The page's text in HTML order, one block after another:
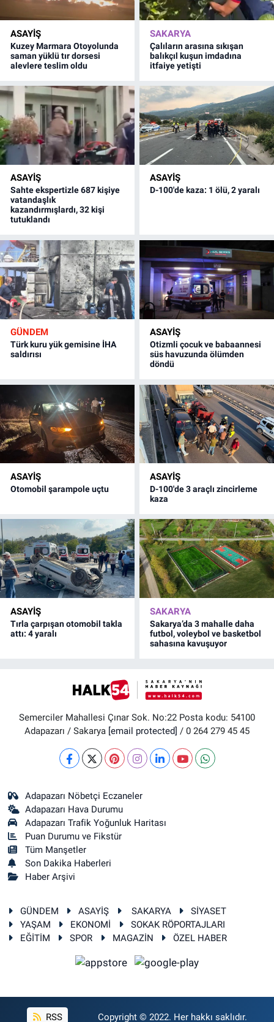
ASAYİŞ
Kuzey Marmara Otoyolunda
saman yüklü tır dorsesi
alevlere teslim oldu
SAKARYA
Çalıların arasına sıkışan
balıkçıl kuşun imdadına
itfaiye yetişti
ASAYİŞ
Sahte ekspertizle 687 kişiye
vatandaşlık
kazandırmışlardı, 32 kişi
tutuklandı
ASAYİŞ
D-100'de kaza: 1 ölü, 2 yaralı
GÜNDEM
Türk kuru yük gemisine İHA
saldırısı
ASAYİŞ
Otizmli çocuk ve babaannesi
süs havuzunda ölümden
döndü
ASAYİŞ
Otomobil şarampole uçtu
ASAYİŞ
D-100'de 3 araçlı zincirleme
kaza
ASAYİŞ
Tırla çarpışan otomobil takla
attı: 4 yaralı
SAKARYA
Sakarya’da 3 mahalle daha
futbol, voleybol ve basketbol
sahasına kavuşuyor
Semerciler Mahallesi Çınar Sok. No:22 Posta kodu: 54100
Adapazarı / Sakarya [email protected] / 0 264 279 45 45
Adapazarı Nöbetçi Eczaneler
Adapazarı Hava Durumu
Adapazarı Trafik Yoğunluk Haritası
Puan Durumu ve Fikstür
Tüm Manşetler
Son Dakika Haberleri
Haber Arşivi
GÜNDEM ASAYİŞ SAKARYA
SİYASET
YAŞAM
EKONOMİ
SOKAK RÖPORTAJLARI
EĞİTİM
SPOR MAGAZİN ÖZEL HABER
RSS Copyright © 2022. Her hakkı saklıdır.